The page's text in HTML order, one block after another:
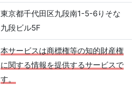
東京都千代田区九段南1-5-6りそな
九段ビル5F
本サービスは商標権等の知的財産権
に関する情報を提供するサービスで
す。